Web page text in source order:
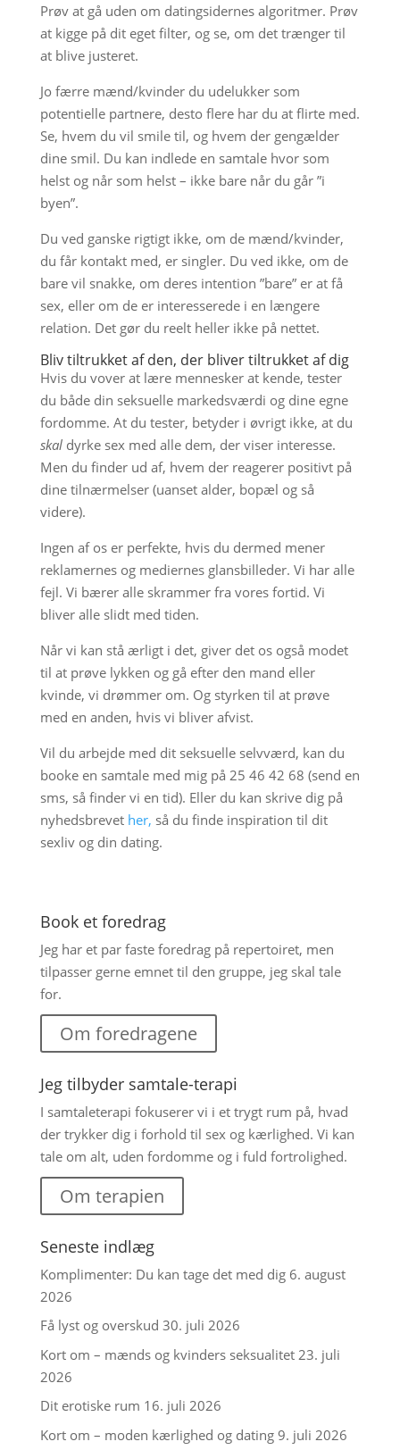
Prøv at gå uden om datingsidernes algoritmer. Prøv
at kigge på dit eget filter, og se, om det trænger til
at blive justeret.
Jo færre mænd/kvinder du udelukker som
potentielle partnere, desto flere har du at flirte med.
Se, hvem du vil smile til, og hvem der gengælder
dine smil. Du kan indlede en samtale hvor som
helst og når som helst – ikke bare når du går ”i
byen”.
Du ved ganske rigtigt ikke, om de mænd/kvinder,
du får kontakt med, er singler. Du ved ikke, om de
bare vil snakke, om deres intention ”bare” er at få
sex, eller om de er interesserede i en længere
relation. Det gør du reelt heller ikke på nettet.
Bliv tiltrukket af den, der bliver tiltrukket af dig
Hvis du vover at lære mennesker at kende, tester
du både din seksuelle markedsværdi og dine egne
fordomme. At du tester, betyder i øvrigt ikke, at du
skaldyrke sex med alle dem, der viser interesse.
Men du finder ud af, hvem der reagerer positivt på
dine tilnærmelser (uanset alder, bopæl og så
videre).
Ingen af os er perfekte, hvis du dermed mener
reklamernes og mediernes glansbilleder. Vi har alle
fejl. Vi bærer alle skrammer fra vores fortid. Vi
bliver alle slidt med tiden.
Når vi kan stå ærligt i det, giver det os også modet
til at prøve lykken og gå efter den mand eller
kvinde, vi drømmer om. Og styrken til at prøve
med en anden, hvis vi bliver afvist.
Vil du arbejde med dit seksuelle selvværd, kan du
booke en samtale med mig på 25 46 42 68 (send en
sms, så finder vi en tid). Eller du kan skrive dig på
nyhedsbrevet her, så du finde inspiration til dit
sexliv og din dating.
Book et foredrag
Jeg har et par faste foredrag på repertoiret, men
tilpasser gerne emnet til den gruppe, jeg skal tale
for.
Om foredragene
Jeg tilbyder samtale-terapi
I samtaleterapi fokuserer vi i et trygt rum på, hvad
der trykker dig i forhold til sex og kærlighed. Vi kan
tale om alt, uden fordomme og i fuld fortrolighed.
Om terapien
Seneste indlæg
Komplimenter: Du kan tage det med dig 6. august
2026
Få lyst og overskud 30. juli 2026
Kort om – mænds og kvinders seksualitet 23. juli
2026
Dit erotiske rum 16. juli 2026
Kort om – moden kærlighed og dating 9. juli 2026